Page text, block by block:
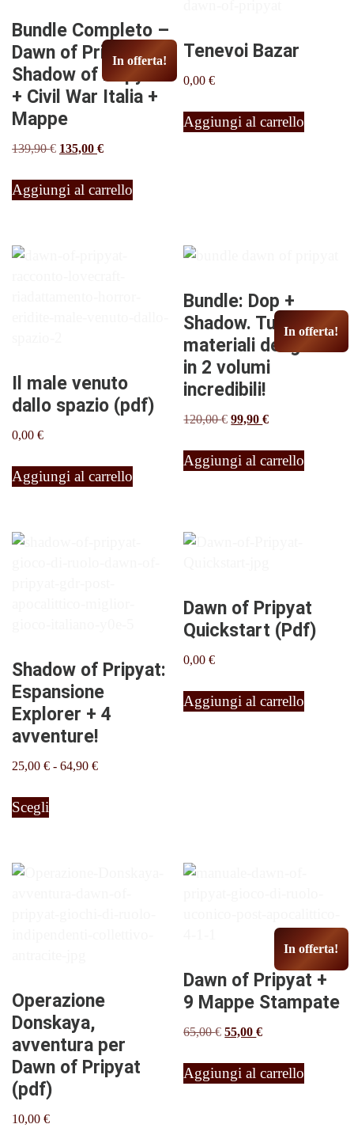
opzioni
possono
essere
scelte
nella
pagina
del
In offerta!
Bundle Completo –
Dawn of Pripyat +
Shadow of Pripyat
+ Civil War Italia +
Mappe
139,90€ Il
originale
era:
135,00 €Il
attuale
è:
Aggiungi al carrello
Tenevoi Bazar
0,00€
Aggiungi al carrello
Il male venuto
dallo spazio (pdf)
0,00 €
Aggiungi al carrello
In offerta!
Bundle: Dop +
Shadow. Tutti i
materiali del gioco
in 2 volumi
incredibili!
120,00€ Il
originale
era:
99,90€Il
attuale
è:
Aggiungi al carrello
Shadow of Pripyat:
Espansione
Explorer + 4
avventure!
25,00 € - 64,90 €Fascia
Scegliprodotto
nella
pagina
del
prodotto
Dawn of Pripyat
Quickstart (Pdf)
0,00€
Aggiungi al carrello
Operazione
Donskaya,
avventura per
Dawn of Pripyat
(pdf)
10,00 €
In offerta!
Dawn of Pripyat +
9 Mappe Stampate
65,00€ Il
originale
era:
55,00€Il
attuale
è:
Aggiungi al carrello